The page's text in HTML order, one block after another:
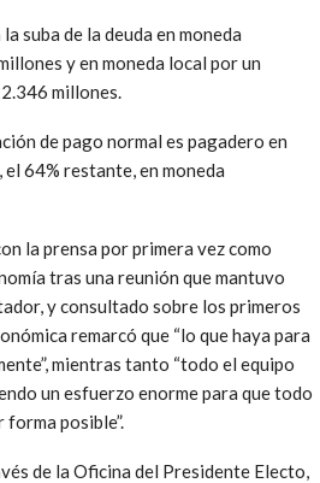
suba de la deuda en moneda
y en moneda local por un
millones.
de pago normal es pagadero en
64% restante, en moneda
la prensa por primera vez como
tras una reunión que mantuvo
y consultado sobre los primeros
remarcó que “lo que haya para
mientras tanto “todo el equipo
un esfuerzo enorme para que todo
forma posible”.
de la Oficina del Presidente Electo,